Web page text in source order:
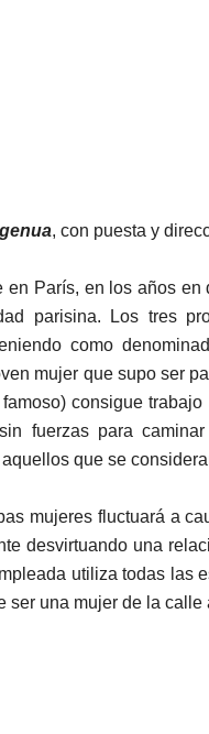
, con puesta y
en París, en los años
parisina. Los tres
como
mujer que supo ser
consigue
fuerzas para
que se
mujeres fluctuará a
desvirtuando una
utiliza todas las
ser una mujer de la